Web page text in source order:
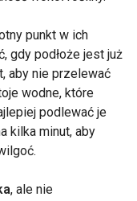
punkt w ich
gdy podłoże jest już
aby nie przelewać
wodne, które
podlewać je
kilka minut, aby
, ale nie